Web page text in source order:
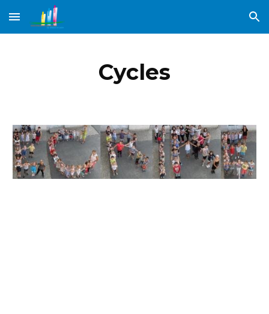
Skip to main content Skip to navigation
Cycles